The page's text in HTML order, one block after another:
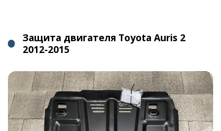
Защита двигателя Toyota Auris 2
2012-2015